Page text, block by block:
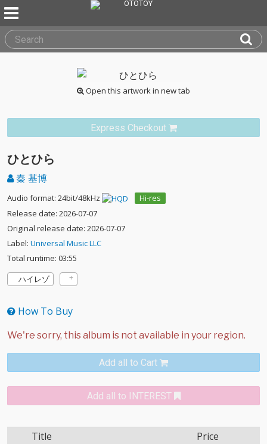
Open this artwork in new tab
Express Checkout
ひとひら
秦 基博
Audio format: 24bit/48kHz
Hi-res
Release date: 2026-07-07
Original release date: 2026-07-07
Label: Universal Music LLC
Total runtime: 03:55
ハイレゾ
How To Buy
Add all to Cart
Add all to INTEREST
Title Price